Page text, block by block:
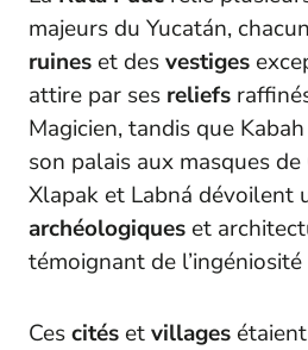
majeurs du Yucatán,
ruines et desvestiges
attire par ses reliefs
Magicien, tandis que
son palais aux masques de
Xlapak et Labná dévoilent
archéologiques et
témoignant de l’ingéniosité
Cescités etvillages